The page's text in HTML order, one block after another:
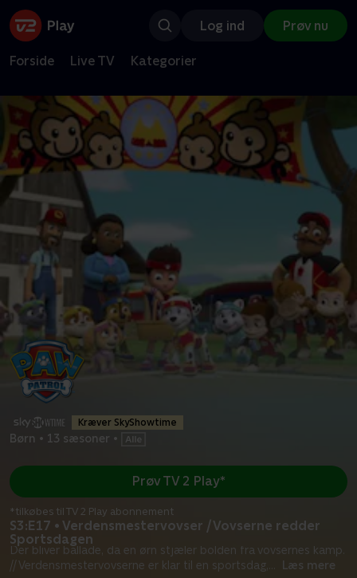
Log ind Prøv nu
Forside Live TV Kategorier
Kræver SkyShowtime
Børn • 13 sæsoner •
S3:E17 • Verdensmestervovser / Vovserne redder
Sportsdagen
Der bliver ballade, da en ørn stjæler bolden fra vovsernes kamp.
// Verdensmestervovserne er klar til en sportsdag,
Læs mere
Prøv TV 2 Play*
*tilkøbes til TV 2 Play abonnement